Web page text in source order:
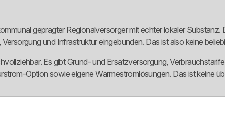
geprägter Regionalversorger mit echter lokaler
und Infrastruktur eingebunden. Das ist also keine
Es gibt Grund- und Ersatzversorgung,
Option sowie eigene Wärmestromlösungen. Das ist keine